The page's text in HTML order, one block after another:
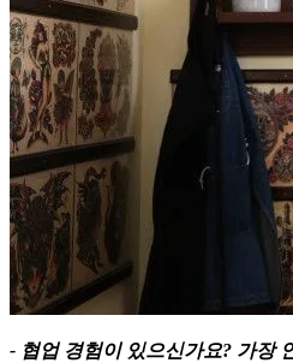
- 협업 경험이 있으신가요? 가장